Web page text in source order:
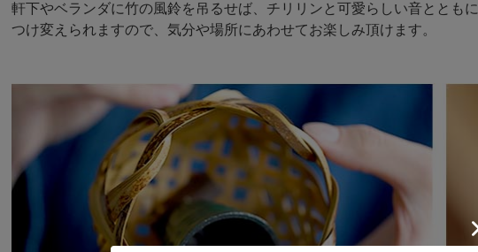
軒下やベランダに竹の風鈴を吊るせば、チリリンと可愛らしい音ととも
つけ変えられますので、気分や場所にあわせてお楽しみ頂けます。